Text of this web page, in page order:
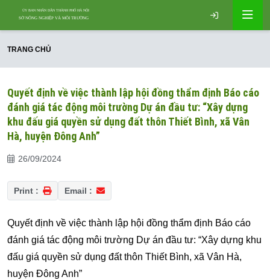
TRANG CHỦ
Quyết định về việc thành lập hội đồng thẩm định Báo cáo
đánh giá tác động môi trường Dự án đầu tư: “Xây dựng
khu đấu giá quyền sử dụng đất thôn Thiết Bình, xã Vân
Hà, huyện Đông Anh”
26/09/2024
Print : Email :
Quyết định về việc thành lập hội đồng thẩm định Báo cáo
đánh giá tác động môi trường Dự án đầu tư: “Xây dựng khu
đấu giá quyền sử dụng đất thôn Thiết Bình, xã Vân Hà,
huyện Đông Anh”